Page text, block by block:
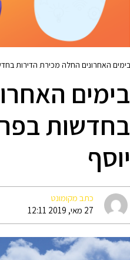
בימים האחרונים החלה מכירת הדירות בחדשות בפרויקט
בימים
יוסף
כתב מקומונט
27 מאי, 2019 12:11